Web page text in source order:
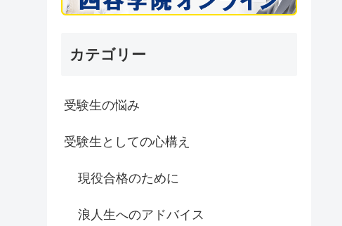
カテゴリー
受験生の悩み
受験生としての心構え
現役合格のために
浪人生へのアドバイス